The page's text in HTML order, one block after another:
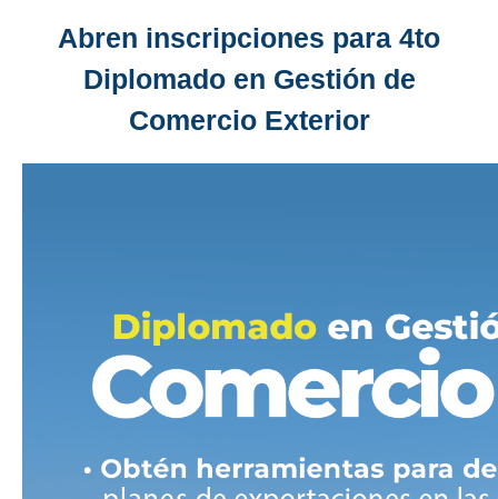
Abren inscripciones para 4to
Diplomado en Gestión de
Comercio Exterior